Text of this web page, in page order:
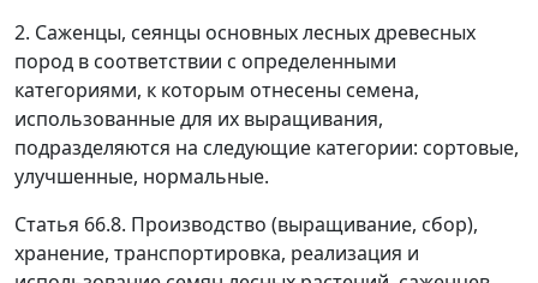
2. Саженцы, сеянцы основных лесных древесных
пород в соответствии с определенными
категориями, к которым отнесены семена,
использованные для их выращивания,
подразделяются на следующие категории: сортовые,
улучшенные, нормальные.
Статья 66.8. Производство (выращивание, сбор),
хранение, транспортировка, реализация и